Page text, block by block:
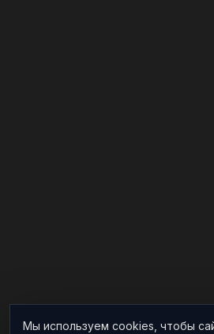
Мы используем cookies, чтобы